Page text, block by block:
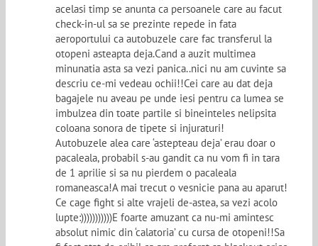
acelasi timp se anunta ca persoanele care au facut
check-in-ul sa se prezinte repede in fata
aeroportului ca autobuzele care fac transferul la
otopeni asteapta deja.Cand a auzit multimea
minunatia asta sa vezi panica..nici nu am cuvinte sa
descriu ce-mi vedeau ochii!!Cei care au dat deja
bagajele nu aveau pe unde iesi pentru ca lumea se
imbulzea din toate partile si bineinteles nelipsita
coloana sonora de tipete si injuraturi!
Autobuzele alea care ‘astepteau deja’ erau doar o
pacaleala, probabil s-au gandit ca nu vom fi in tara
de 1 aprilie si sa nu pierdem o pacaleala
romaneasca!A mai trecut o vesnicie pana au aparut!
Ce cage fight si alte vrajeli de-astea, sa vezi acolo
lupte:)))))))))))E foarte amuzant ca nu-mi amintesc
absolut nimic din ‘calatoria’ cu cursa de otopeni!!Sa